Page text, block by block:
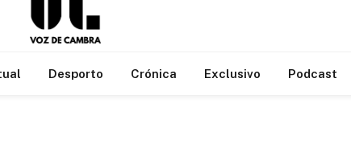
Desporto Crónica Exclusivo Podcast